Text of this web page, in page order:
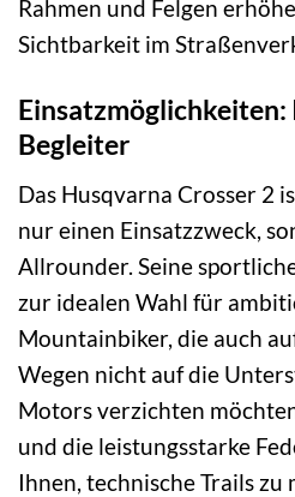
Rahmen und Felgen
Sichtbarkeit im
Begleiter
Das Husqvarna Crosser 2
nur einen Einsatzzweck,
Allrounder. Seine
zur idealen Wahl für
Mountainbiker, die auch
Wegen nicht auf die
Motors verzichten
und die leistungsstarke
Ihnen, technische Trails